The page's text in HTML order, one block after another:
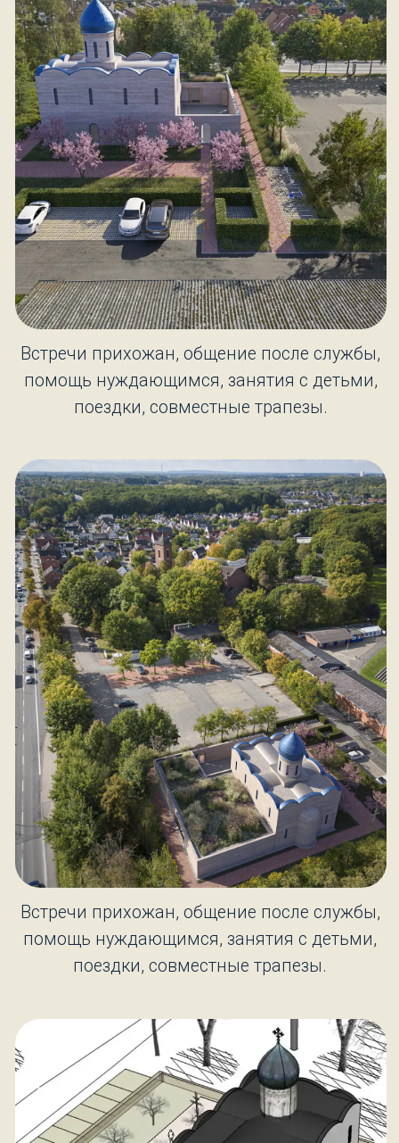
результат духовного и творческого
труда. Пожалуйста, уважайте
авторские права: не копируйте и не
распространяйте изображения без
разрешения прихода.
Встречи прихожан, общение после службы,
помощь нуждающимся, занятия с детьми,
поездки, совместные трапезы.
поездки, совместные трапезы.
Osttor 81, 48165 Münster
Design&DevSvetlana Lavrukhina
rocor.muenster@gmail.com
Поддержать храм
Подать записку
Реквизиты
Контакты
Полезная информация
Молодежь
Мероприятия
Пожертвования
Календарь строительства
Летопись
Проект храма
Расписание Богослужений
О приходе
@ 2025. Все права защищены